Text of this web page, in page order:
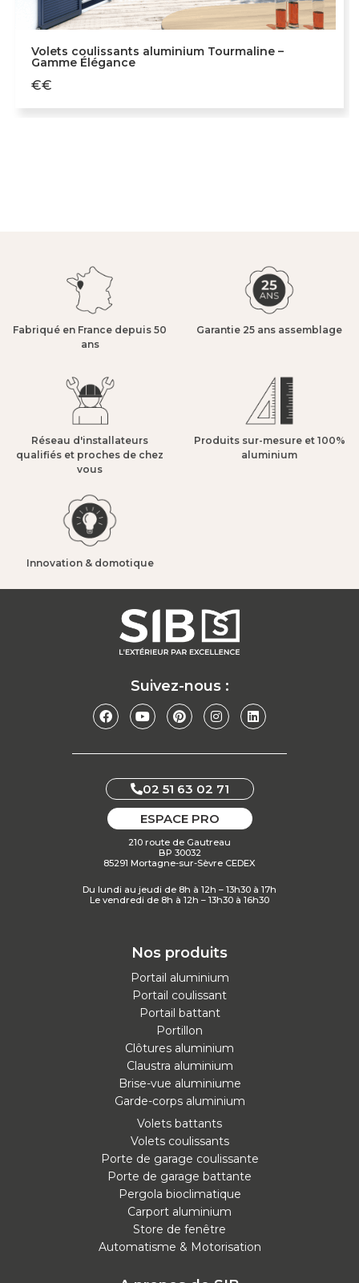
Volets coulissants aluminium Tourmaline –
Gamme Élégance
€€
Fabriqué en France depuis 50
ans​
Garantie 25 ans assemblage​
Réseau d'installateurs
qualifiés et proches de chez
vous​
Produits sur-mesure et 100%
aluminium​
Innovation & domotique​
Suivez-nous :
02 51 63 02 71
ESPACE PRO
210 route de Gautreau
BP 30032
85291 Mortagne-sur-Sèvre CEDEX
Du lundi au jeudi de 8h à 12h – 13h30 à 17h
Le vendredi de 8h à 12h – 13h30 à 16h30
Nos produits
Portail aluminium
Portail coulissant
Portail battant
Portillon
Clôtures aluminium
Claustra aluminium
Brise-vue aluminiume
Garde-corps aluminium
Volets battants
Volets coulissants
Porte de garage coulissante
Porte de garage battante
Pergola bioclimatique
Carport aluminium
Store de fenêtre
Automatisme & Motorisation